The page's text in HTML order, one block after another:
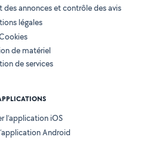
des annonces et contrôle des avis
légales
de matériel
de services
l’application iOS
Android